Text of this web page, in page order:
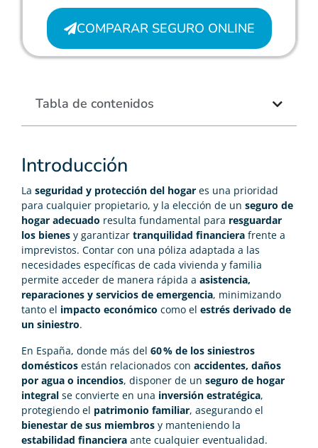
Introducción
La seguridad y protección del hogar es una prioridad
para cualquier propietario, y la elección de un seguro de
hogar adecuado resulta fundamental para resguardar
los bienes y garantizar tranquilidad financiera frente a
imprevistos. Contar con una póliza adaptada a las
necesidades específicas de cada vivienda y familia
permite acceder de manera rápida a asistencia,
reparaciones y servicios de emergencia, minimizando
tanto el impacto económico como el estrés derivado de
un siniestro.
En España, donde más del 60 % de los siniestros
domésticos están relacionados con accidentes, daños
por agua o incendios, disponer de un seguro de hogar
integral se convierte en una inversión estratégica,
protegiendo el patrimonio familiar, asegurando el
bienestar de sus miembros y manteniendo la
estabilidad financiera ante cualquier eventualidad.
COMPARAR SEGURO ONLINE
Tabla de contenidos